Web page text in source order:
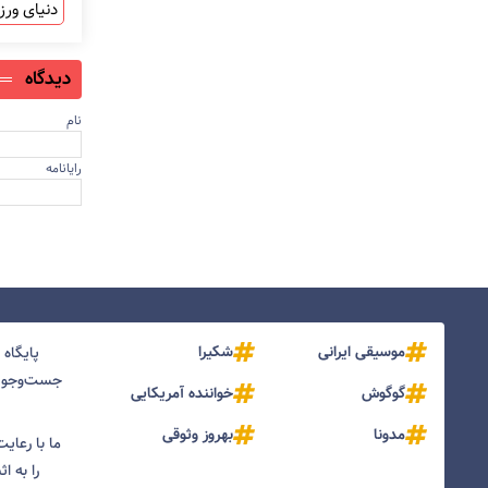
دنیای
دیدگاه
نام
رایانامه
موسیقی ایرانی
شکیرا
گوگوش
خواننده آمریکایی
مدونا
بهروز وثوقی
جست‌و‌جو و
ما با
را به